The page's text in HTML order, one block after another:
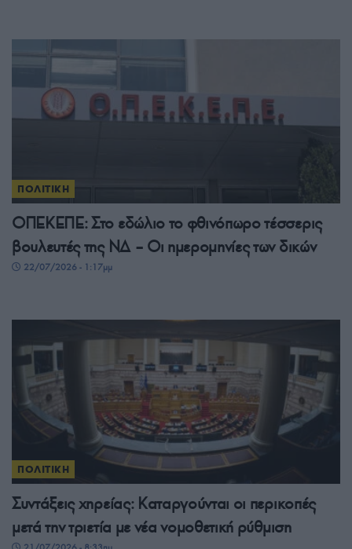
ΠΟΛΙΤΙΚΗ
ΟΠΕΚΕΠΕ: Στο εδώλιο το φθινόπωρο τέσσερις
βουλευτές της ΝΔ – Οι ημερομηνίες των δικών
22/07/2026 - 1:17μμ
ΠΟΛΙΤΙΚΗ
Συντάξεις χηρείας: Καταργούνται οι περικοπές
μετά την τριετία με νέα νομοθετική ρύθμιση